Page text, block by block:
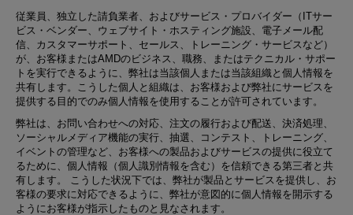
従業員、独立した請負業者、およびサービス・プロバイダー（ITサー
ビス・ベンダー、ウェブサイト・ホスティング施設、電子メール配
信、カスタマーサポート、セールス、トレーニング・サービスなど）
が、お客様またはAMDのビジネス、職務、またはテクニカル・サポー
トを実行できるように、弊社は当該個人または当該組織と個人情報を
共有します。こうした個人と組織は、お客様および弊社にサービスを
提供する目的でのみ個人情報を使用することが許可されています。
弊社は、お問い合わせへの対応、注文の履行および配送、決済処理、
ソーシャルメディア機能の実行、抽選、コンテスト、トレーニング、
イベントの管理など、お客様への製品およびサービスの提供に役立て
るために、個人情報（個人識別情報を含む）を信頼できる第三者と共
有します。 こうした状況下では、弊社が製品とサービスを提供し、お
客様の要求に対応できるように、弊社が意図的に個人情報を開示する
ようにお客様が指示したものと見なされます。